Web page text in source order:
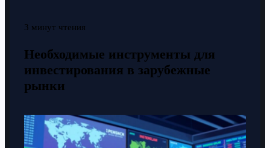
3 минут чтения
Необходимые инструменты для
инвестирования в зарубежные
рынки